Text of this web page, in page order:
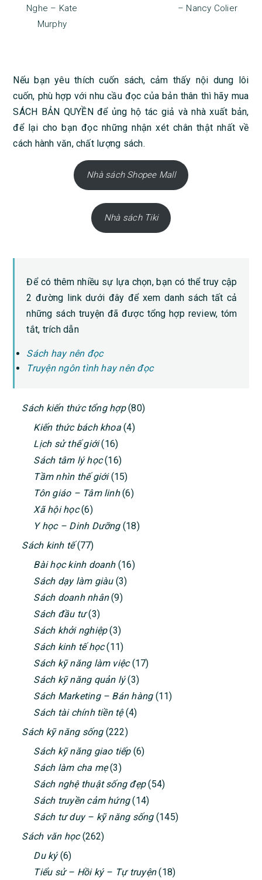
Nghe – Kate
Murphy
– Nancy Colier
Nếu bạn yêu thích cuốn sách, cảm thấy nội dung lôi
cuốn, phù hợp với nhu cầu đọc của bản thân thì hãy mua
SÁCH BẢN QUYỀN để ủng hộ tác giả và nhà xuất bản,
để lại cho bạn đọc những nhận xét chân thật nhất về
cách hành văn, chất lượng sách.
Nhà sách Shopee Mall
Nhà sách Tiki
Để có thêm nhiều sự lựa chọn, bạn có thể truy cập
2 đường link dưới đây để xem danh sách tất cả
những sách truyện đã được tổng hợp review, tóm
tắt, trích dẫn
Sách hay nên đọc
Truyện ngôn tình hay nên đọc
PRIMARY
SIDEBAR
Sách kiến thức tổng hợp(80)
Kiến thức bách khoa(4)
Lịch sử thế giới(16)
Sách tâm lý học(16)
Tầm nhìn thế giới(15)
Tôn giáo – Tâm linh(6)
Xã hội học(6)
Y học – Dinh Dưỡng(18)
Sách kinh tế(77)
Bài học kinh doanh(16)
Sách dạy làm giàu(3)
Sách doanh nhân(9)
Sách đầu tư(3)
Sách khởi nghiệp(3)
Sách kinh tế học(11)
Sách kỹ năng làm việc(17)
Sách kỹ năng quản lý(3)
Sách Marketing – Bán hàng(11)
Sách tài chính tiền tệ(4)
Sách kỹ năng sống(222)
Sách kỹ năng giao tiếp(6)
Sách làm cha mẹ(3)
Sách nghệ thuật sống đẹp(54)
Sách truyền cảm hứng(14)
Sách tư duy – kỹ năng sống(145)
Sách văn học(262)
Du ký(6)
Tiểu sử – Hồi ký – Tự truyện(18)